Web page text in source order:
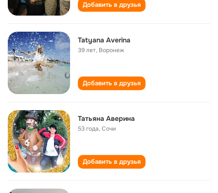
Добавить в друзья
Tatyana Averina
39 лет, Воронеж
Добавить в друзья
Татьяна Аверина
53 года,Сочи
Добавить в друзья